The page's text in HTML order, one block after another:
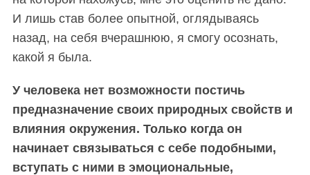
И лишь став более опытной, оглядываясь
назад, на себя вчерашнюю, я смогу осознать,
какой я была.
У человека нет возможности постичь
предназначение своих природных свойств и
влияния окружения. Только когда он
начинает связываться с себе подобными,
вступать с ними в эмоциональные,